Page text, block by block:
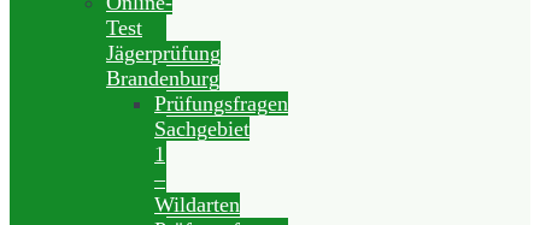
Test
Jägerprüfung
Brandenburg
Prüfungsfragen
Sachgebiet
1
–
Wildarten